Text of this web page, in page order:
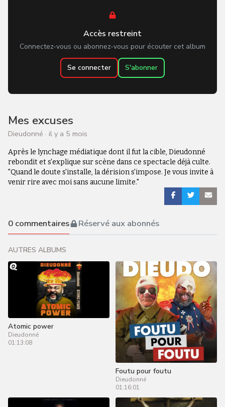
Accès restreint
Connectez-vous ou abonnez-vous pour écouter cet album
Se connecter S'abonner
Mes excuses
Dieudonné · il y a 5 mois
Après le lynchage médiatique dont il fut la cible, Dieudonné
rebondit et s'explique sur scène dans ce spectacle déjà culte.
"Quand le doute s'installe, la dérision s'impose. Je vous invite à
venir rire avec moi sans aucune limite."
0commentaires Réservé aux abonnés
AUTRES ALBUMS
Atomic power
Dieudonné
01:13:08
Foutu pour foutu
Dieudonné
01:16:01